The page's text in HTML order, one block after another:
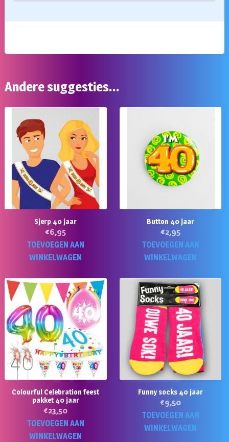
Andere suggesties…
Sjerp 40 jaar
€6,95
TOEVOEGEN AAN
WINKELWAGEN
Button 40 jaar
€2,95
TOEVOEGEN AAN
WINKELWAGEN
Colourful Celebration feest
pakket 40 jaar
€23,50
TOEVOEGEN AAN
WINKELWAGEN
Funny socks 40 jaar
€9,50
TOEVOEGEN AAN
WINKELWAGEN